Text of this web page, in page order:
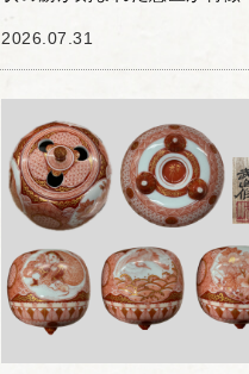
器としての実用性...
2026.07.31